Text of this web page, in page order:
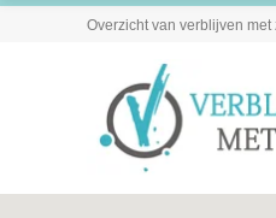
Overzicht van verblijven